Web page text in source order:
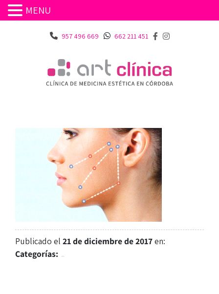
957 496 669 662 211 451
Publicado el21 de diciembre de 2017en:
Categorías:
MENU